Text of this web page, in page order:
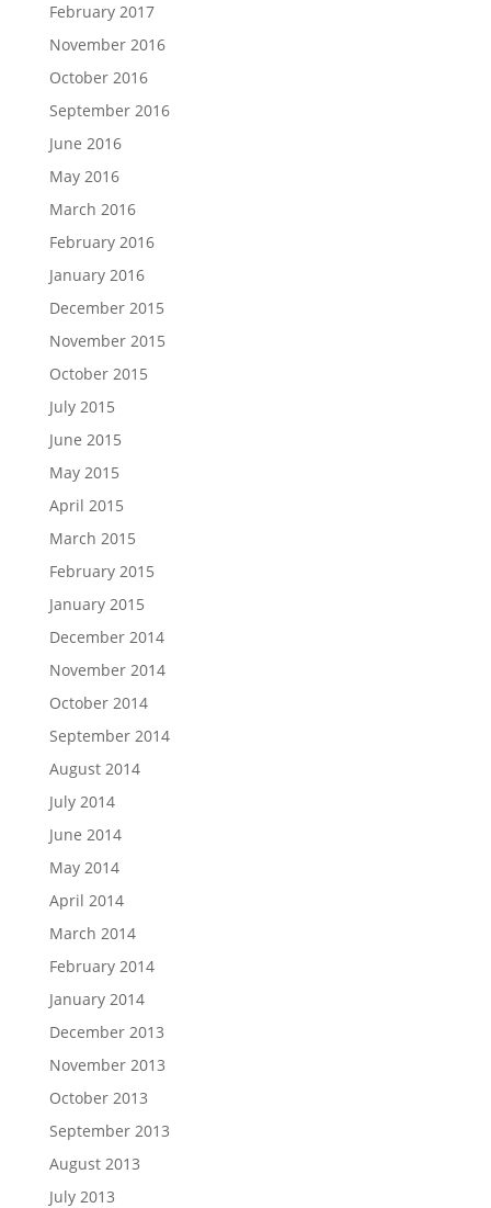
February 2017
November 2016
October 2016
September 2016
June 2016
May 2016
March 2016
February 2016
January 2016
December 2015
November 2015
October 2015
July 2015
June 2015
May 2015
April 2015
March 2015
February 2015
January 2015
December 2014
November 2014
October 2014
September 2014
August 2014
July 2014
June 2014
May 2014
April 2014
March 2014
February 2014
January 2014
December 2013
November 2013
October 2013
September 2013
August 2013
July 2013